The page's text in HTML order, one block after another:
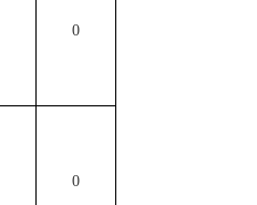
0
0